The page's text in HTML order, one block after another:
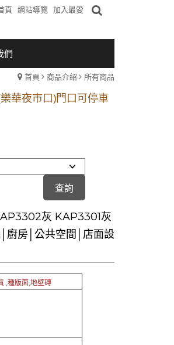
頁 網站導覽 加入最愛
們
首頁 商品介紹 所有商品
華夜市口)門口可停車
路1段139號約10分鐘
帳號@a0975005573
路1段139號約10分鐘
帳號@a0975005573
灰 KAP3301灰
廚房│公共空間│店面設
,種版面,地壁磚